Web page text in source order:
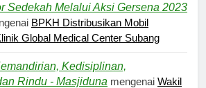
Sedekah Melalui Aksi Gersena 2023
BPKH Distribusikan Mobil
Global Medical Center Subang
Kedisiplinan,
Rindu - Masjiduna mengenai Wakil